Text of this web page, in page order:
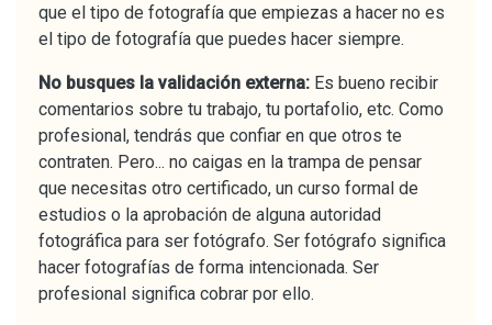
que el tipo de fotografía que empiezas a hacer no es
el tipo de fotografía que puedes hacer siempre.
No busques la validación externa: Es bueno recibir
comentarios sobre tu trabajo, tu portafolio, etc. Como
profesional, tendrás que confiar en que otros te
contraten. Pero... no caigas en la trampa de pensar
que necesitas otro certificado, un curso formal de
estudios o la aprobación de alguna autoridad
fotográfica para ser fotógrafo. Ser fotógrafo significa
hacer fotografías de forma intencionada. Ser
profesional significa cobrar por ello.